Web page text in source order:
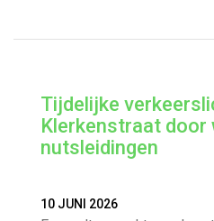
Tijdelijke
Klerkenstraat door
nutsleidingen
10 JUNI 2026